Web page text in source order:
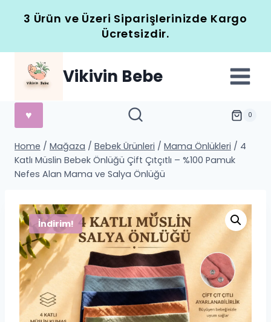
3 Ürün ve Üzeri Siparişlerinizde Kargo
Ücretsizdir.
Vikivin Bebe
♥ 0
Home / Mağaza / Bebek Ürünleri / Mama Önlükleri / 4
Katlı Müslin Bebek Önlüğü Çift Çıtçıtlı – %100 Pamuk
Nefes Alan Mama ve Salya Önlüğü
İndirim!